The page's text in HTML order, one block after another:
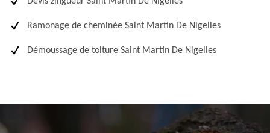
Ramonage de cheminée Saint Martin De Nigelles
Démoussage de toiture Saint Martin De Nigelles